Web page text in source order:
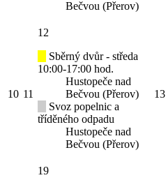
Bečvou (Přerov)
10 11
12
Sběrný dvůr - středa
10:00-17:00 hod.
Hustopeče nad
Bečvou (Přerov)
Svoz popelnic a
tříděného odpadu
Hustopeče nad
Bečvou (Přerov)
13
19